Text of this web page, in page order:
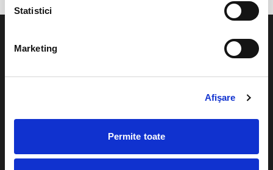
Statistici
Marketing
Afişare
Permite toate
Cum comand bilete?